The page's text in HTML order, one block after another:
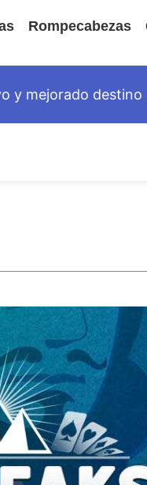
Rompecabezas
y mejorado